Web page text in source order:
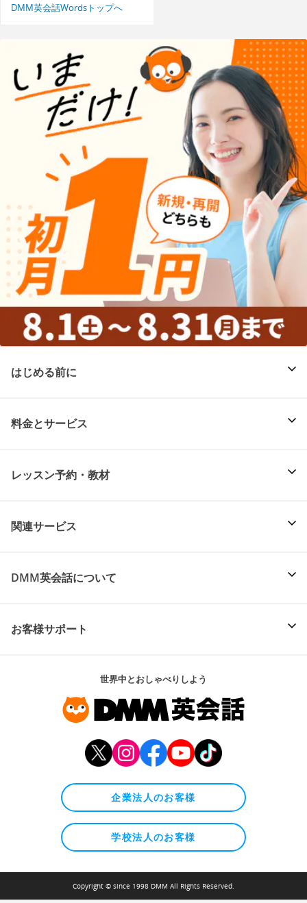
DMM英会話Wordsトップへ
はじめる前に
料金とサービス
レッスン予約・教材
関連サービス
DMM英会話について
お客様サポート
世界中とおしゃべりしよう
企業法人のお客様
学校法人のお客様
Copyright © since 1998 DMM All Rights Reserved.